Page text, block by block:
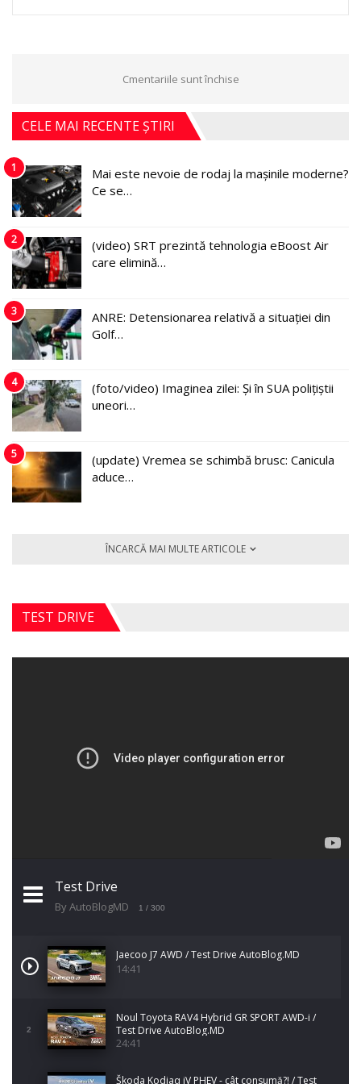
Cmentariile sunt închise
CELE MAI RECENTE ȘTIRI
1
Mai este nevoie de rodaj la mașinile moderne?
Ce se…
2
(video) SRT prezintă tehnologia eBoost Air
care elimină…
3
ANRE: Detensionarea relativă a situației din
Golf…
4
(foto/video) Imaginea zilei: Și în SUA polițiștii
uneori…
5
(update) Vremea se schimbă brusc: Canicula
aduce…
ÎNCARCĂ MAI MULTE ARTICOLE
TEST DRIVE
Test Drive
By AutoBlogMD 1 / 300
Jaecoo J7 AWD / Test Drive AutoBlog.MD
14:41
2
Noul Toyota RAV4 Hybrid GR SPORT AWD-i /
Test Drive AutoBlog.MD
24:41
Škoda Kodiaq iV PHEV - cât consumă?! / Test